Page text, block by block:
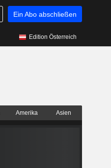
Ein Abo abschließen
Edition Österreich
Amerika Asien